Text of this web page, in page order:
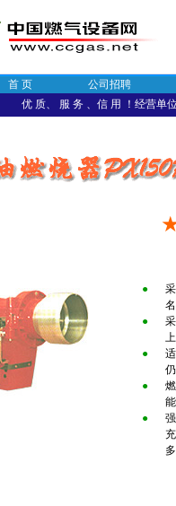
首 页
公司招聘
优 质、 服 务 、信 用 ！经营单
●
●
●
●
●